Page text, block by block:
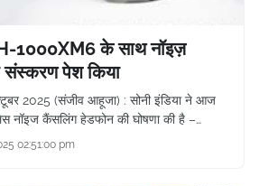
1000XM6 के साथ नॉइज़
पेश किया
2025 (संजीव आहूजा) : सोनी इंडिया ने आज
नॉइज कैंसलिंग हेडफोन की घोषणा की है –…
02:51:00 pm